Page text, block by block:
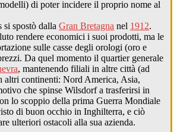
di poter incidere il proprio nome al
spostò dalla Gran Bretagna nel 1912.
rendere economici i suoi prodotti, ma le
sulle casse degli orologi (oro e
Da quel momento il quartier generale
, mantenendo filiali in altre città (ad
altri continenti: Nord America, Asia,
che spinse Wilsdorf a trasferirsi in
lo scoppio della prima Guerra Mondiale
di buon occhio in Inghilterra, e ciò
ulteriori ostacoli alla sua azienda.